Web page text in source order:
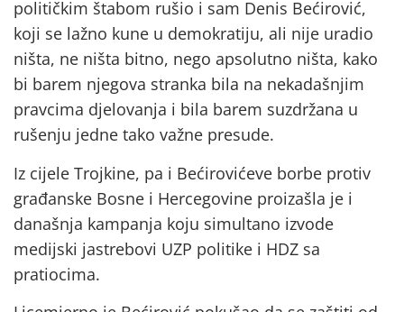
političkim štabom rušio i sam Denis Bećirović,
koji se lažno kune u demokratiju, ali nije uradio
ništa, ne ništa bitno, nego apsolutno ništa, kako
bi barem njegova stranka bila na nekadašnjim
pravcima djelovanja i bila barem suzdržana u
rušenju jedne tako važne presude.
Iz cijele Trojkine, pa i Bećirovićeve borbe protiv
građanske Bosne i Hercegovine proizašla je i
današnja kampanja koju simultano izvode
medijski jastrebovi UZP politike i HDZ sa
pratiocima.